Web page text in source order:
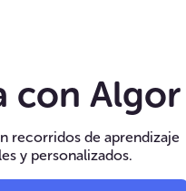
con Algor
recorridos de aprendizaje
y personalizados.